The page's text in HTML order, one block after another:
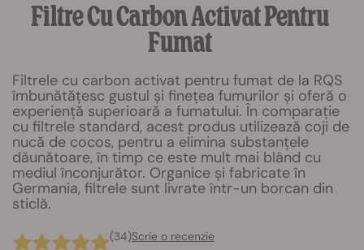
Filtre Cu Carbon Activat Pentru
Fumat
Filtrele cu carbon activat pentru fumat de la RQS
îmbunătățesc gustul și finețea fumurilor și oferă o
experiență superioară a fumatului. În comparație
cu filtrele standard, acest produs utilizează coji de
nucă de cocos, pentru a elimina substanțele
dăunătoare, în timp ce este mult mai blând cu
mediul înconjurător. Organice și fabricate în
Germania, filtrele sunt livrate într-un borcan din
sticlă.
(34)Scrie o recenzie